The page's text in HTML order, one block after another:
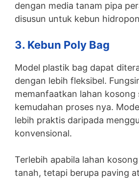
dengan media tanam pipa
disusun untuk kebun
3. Kebun Poly Bag
Model plastik bag dapat
dengan lebih fleksibel.
memanfaatkan lahan kosong
kemudahan proses nya.
lebih praktis daripada
konvensional.
Terlebih apabila lahan
tanah, tetapi berupa paving